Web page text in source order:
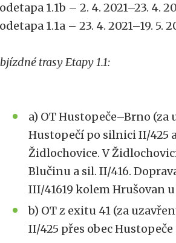
1.1b – 2. 4. 2021–23. 4.
1.1a – 23. 4. 2021–19.
trasy Etapy 1.1:
a) OT Hustopeče–Brno
Hustopečí po silnici II/425
Židlochovice. V
Blučinu a sil. II/416.
III/41619 kolem Hrušovan
b) OT z exitu 41 (za
II/425 přes obec Hustopeče